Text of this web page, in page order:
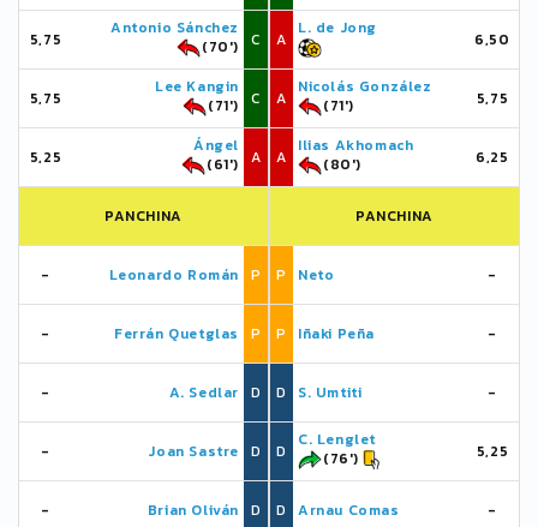
5,75
Antonio Sánchez
(70')
C
5,75
Lee Kangin
(71')
C
5,25
Ángel
(61')
A
PANCHINA
- Leonardo Román P
- Ferrán Quetglas P
- A. Sedlar D
- Joan Sastre D
- Brian Oliván D
A
L. de Jong
6,50
A
Nicolás González
(71')
5,75
A
Ilias Akhomach
(80')
6,25
PANCHINA
P Neto -
P Iñaki Peña -
D S. Umtiti -
D
C. Lenglet
(76')
5,25
D Arnau Comas -